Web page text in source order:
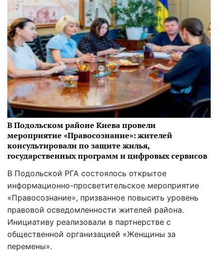
В Подольском районе Киева провели
мероприятие «Правосознание»: жителей
консультировали по защите жилья,
государственных программ и цифровых сервисов
В Подольской РГА состоялось открытое
информационно-просветительское мероприятие
«Правосознание», призванное повысить уровень
правовой осведомленности жителей района.
Инициативу реализовали в партнерстве с
общественной организацией «Женщины за
перемены».